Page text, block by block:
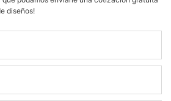
diseños!